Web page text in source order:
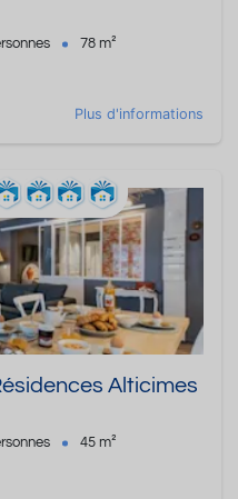
78 m²
Plus d'informations
Alticimes
45 m²